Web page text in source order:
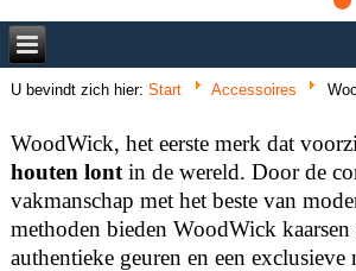
U bevindt zich hier:Start Accessoires
WoodWick,het eerste merk dat
houten lontin de wereld. Door de
vakmanschap met het beste van
methodenbiedenWoodWick kaarsen
authentieke geuren en een exclusieve